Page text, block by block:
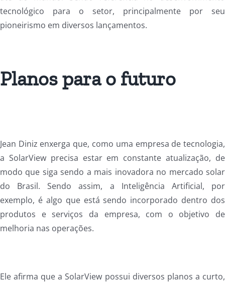
tecnológico para o setor, principalmente por seu
pioneirismo em diversos lançamentos.
Planos para o futuro
Jean Diniz enxerga que, como uma empresa de tecnologia,
a SolarView precisa estar em constante atualização, de
modo que siga sendo a mais inovadora no mercado solar
do Brasil. Sendo assim, a Inteligência Artificial, por
exemplo, é algo que está sendo incorporado dentro dos
produtos e serviços da empresa, com o objetivo de
melhoria nas operações.
Ele afirma que a SolarView possui diversos planos a curto,